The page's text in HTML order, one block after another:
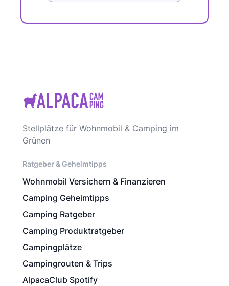
Stellplätze für Wohnmobil & Camping im
Grünen
Ratgeber & Geheimtipps
Wohnmobil Versichern & Finanzieren
Camping Geheimtipps
Camping Ratgeber
Camping Produktratgeber
Campingplätze
Campingrouten & Trips
AlpacaClub Spotify